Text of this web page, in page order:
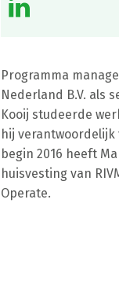
Programma
Nederland B.V. als
Kooij studeerde
hij verantwoordelijk
begin 2016 heeft
huisvesting van
Operate.